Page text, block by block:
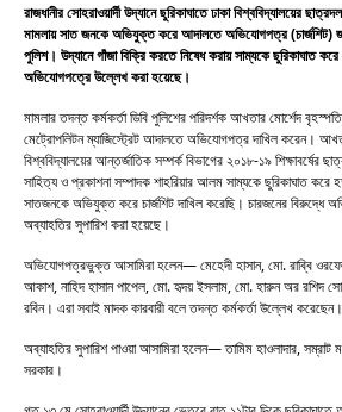
রাজধানীর সোহরাওয়ার্দী উদ্যানে ছুরিকাঘাতে ঢাকা বিশ্ববিদ্যালয়ের
মামলায় সাত জনকে অভিযুক্ত করে আদালতে অভিযোগপত্র (চার্জশিট)
পুলিশ। উদ্যানে গাঁজা বিক্রি করতে নিষেধ করায় সাম্যকে ছুরিকাঘাত
অভিযোগপত্রে উল্লেখ করা হয়েছে।
মামলার তদন্ত কর্মকর্তা ডিবি পুলিশের পরিদর্শক আখতার মোর্শেদ
মেট্রোপলিটন ম্যাজিস্ট্রেট আদালতে অভিযোগপত্র দাখিল করেন।
বিশ্ববিদ্যালয়ের আন্তর্জাতিক সম্পর্ক বিভাগের ২০১৮-১৯ শিক্ষাবর্ষের
সাহিত্য ও প্রকাশনা সম্পাদক শাহরিয়ার আলম সাম্যকে ছুরিকাঘাত করে
সাতজনকে অভিযুক্ত করে চার্জশিট দাখিল করেছি। চারজনের বিরুদ্ধে
অব্যাহতির সুপারিশ করা হয়েছে।
অভিযোগপত্রভুক্ত আসামিরা হলেন— মেহেদী হাসান, মো. রাব্বি
আকাশ, নাহিদ হাসান পাপেল, মো. হৃদয় ইসলাম, মো. হারুন অর রশিদ
রবিন। এরা সবাই মাদক কারবারী বলে তদন্ত কর্মকর্তা উল্লেখ করেছেন।
অব্যাহতির সুপারিশ পাওয়া আসামিরা হলেন— তামিম হাওলাদার,
সরকার।